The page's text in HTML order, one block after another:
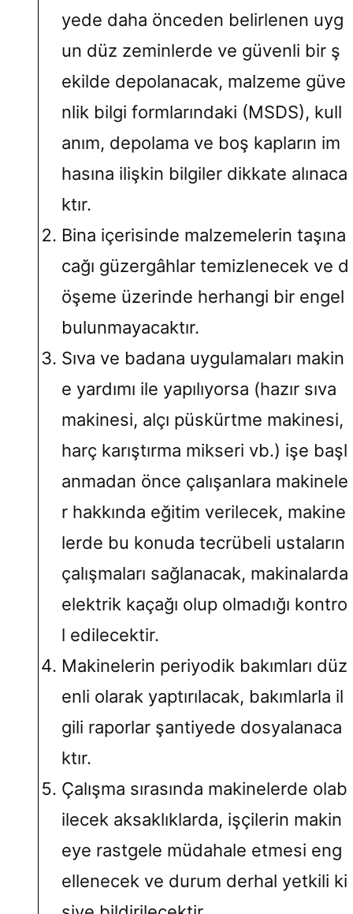
yede daha önceden belirlenen uyg
un düz zeminlerde ve güvenli bir ş
ekilde depolanacak, malzeme güve
nlik bilgi formlarındaki (MSDS), kull
anım, depolama ve boş kapların im
hasına ilişkin bilgiler dikkate alınaca
ktır.
Bina içerisinde malzemelerin taşına
cağı güzergâhlar temizlenecek ve d
öşeme üzerinde herhangi bir engel
bulunmayacaktır.
Sıva ve badana uygulamaları makin
e yardımı ile yapılıyorsa (hazır sıva
makinesi, alçı püskürtme makinesi,
harç karıştırma mikseri vb.) işe başl
anmadan önce çalışanlara makinele
r hakkında eğitim verilecek, makine
lerde bu konuda tecrübeli ustaların
çalışmaları sağlanacak, makinalarda
elektrik kaçağı olup olmadığı kontro
l edilecektir.
Makinelerin periyodik bakımları düz
enli olarak yaptırılacak, bakımlarla il
gili raporlar şantiyede dosyalanaca
ktır.
Çalışma sırasında makinelerde olab
ilecek aksaklıklarda, işçilerin makin
eye rastgele müdahale etmesi eng
ellenecek ve durum derhal yetkili ki